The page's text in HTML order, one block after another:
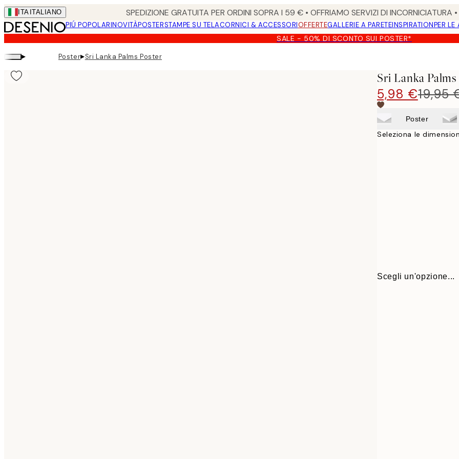
Skip
to
main
content.
ITA ITALIANO SPEDIZIONE GRATUITA PER ORDINI SOPRA I 59 € • OFFRIAMO SERVIZI DI
PIÚ POPOLARINOVITÀPOSTERSTAMPE SU TELACORNICI & ACCESSORIOFFERTEGALLERIE A PARETEINSPIRATIONPER LE
SALE - 50% DI SCONTO SUI POSTER*
▸ Poster▸Sri Lanka Palms Poster
Sri Lanka
5,98 €19,95
Poster
Seleziona le
Scegli un'opzione...